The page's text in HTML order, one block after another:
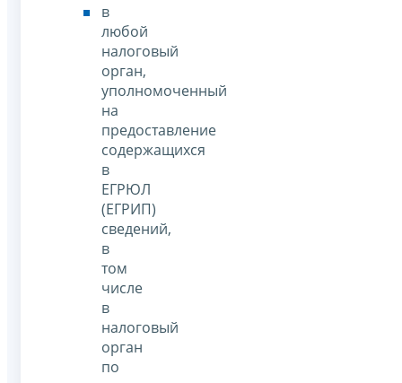
в
любой
налоговый
орган,
уполномоченный
на
предоставление
содержащихся
в
ЕГРЮЛ
(ЕГРИП)
сведений,
в
том
числе
в
налоговый
орган
по